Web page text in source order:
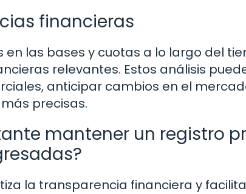
financieras
en las bases y cuotas a lo largo del
relevantes. Estos análisis
anticipar cambios en el
precisas.
mantener un registro
la transparencia financiera y